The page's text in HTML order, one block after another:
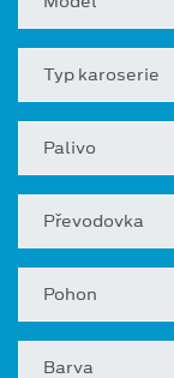
Typ karoserie
Palivo
Převodovka
Pohon
Barva